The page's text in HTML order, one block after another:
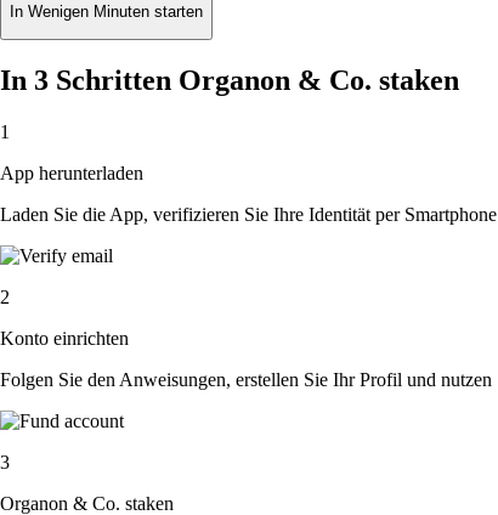
In Wenigen Minuten starten
In 3 Schritten Organon & Co. staken
1
App herunterladen
Laden Sie die App, verifizieren Sie Ihre Identität per
2
Konto einrichten
Folgen Sie den Anweisungen, erstellen Sie Ihr Profil und nutzen
3
Organon & Co. staken